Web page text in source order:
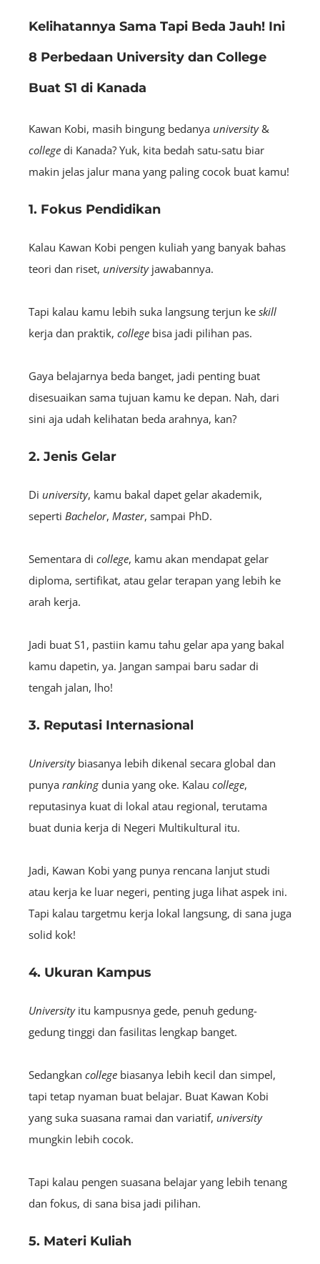
Kelihatannya Sama Tapi Beda Jauh! Ini
8 Perbedaan University dan College
Buat S1 di Kanada
Kawan Kobi, masih bingung bedanya university&
college di Kanada? Yuk, kita bedah satu-satu biar
makin jelas jalur mana yang paling cocok buat kamu!
1. Fokus Pendidikan
Kalau Kawan Kobi pengen kuliah yang banyak bahas
teori dan riset, universityjawabannya.
Tapi kalau kamu lebih suka langsung terjun ke skill
kerja dan praktik, college bisa jadi pilihan pas.
Gaya belajarnya beda banget, jadi penting buat
disesuaikan sama tujuan kamu ke depan. Nah, dari
sini aja udah kelihatan beda arahnya, kan?
2. Jenis Gelar
Di university, kamu bakal dapet gelar akademik,
seperti Bachelor, Master, sampai PhD.
Sementara di college, kamu akan mendapat gelar
diploma, sertifikat, atau gelar terapan yang lebih ke
arah kerja.
Jadi buat S1, pastiin kamu tahu gelar apa yang bakal
kamu dapetin, ya. Jangan sampai baru sadar di
tengah jalan, lho!
3. Reputasi Internasional
Universitybiasanya lebih dikenal secara global dan
punya rankingdunia yang oke. Kalau college,
reputasinya kuat di lokal atau regional, terutama
buat dunia kerja di Negeri Multikultural itu.
Jadi, Kawan Kobi yang punya rencana lanjut studi
atau kerja ke luar negeri, penting juga lihat aspek ini.
Tapi kalau targetmu kerja lokal langsung, di sana juga
solid kok!
4. Ukuran Kampus
Universityitu kampusnya gede, penuh gedung-
gedung tinggi dan fasilitas lengkap banget.
Sedangkan college biasanya lebih kecil dan simpel,
tapi tetap nyaman buat belajar. Buat Kawan Kobi
yang suka suasana ramai dan variatif, university
mungkin lebih cocok.
Tapi kalau pengen suasana belajar yang lebih tenang
dan fokus, di sana bisa jadi pilihan.
5. Materi Kuliah